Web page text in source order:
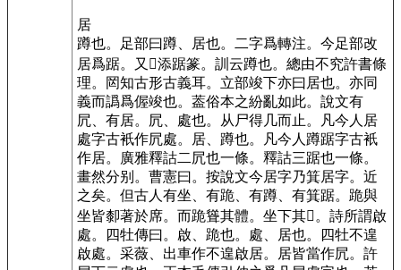
居
蹲也。
足部曰蹲、居也。二字爲轉注。今足部改
居爲踞。又𡚶添踞篆。訓云蹲也。總由不究許書條
理。㒺知古形古義耳。立部竣下亦曰居也。亦同
義而譌爲偓竣也。葢俗本之紛亂如此。說文有
凥、有居。凥、處也。从尸得几而止。凡今人居
處字古衹作凥處。居、蹲也。凡今人蹲踞字古衹
作居。廣雅釋詁二凥也一條。釋詁三踞也一條。
畫然分别。曹憲曰。按說文今居字乃箕居字。近
之矣。但古人有坐、有跪、有蹲、有箕踞。跪與
坐皆厀著於席。而跪聳其體。坐下其𦞠。詩所謂啟
處。四牡傳曰。啟、跪也。處、居也。四牡不遑
啟處。采薇、出車作不遑啟居。居皆當作凥。許